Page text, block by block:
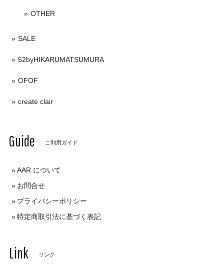
OTHER
SALE
52byHIKARUMATSUMURA
OFOF
create clair
Guide ご利用ガイド
AAR について
お問合せ
プライバシーポリシー
特定商取引法に基づく表記
Link リンク